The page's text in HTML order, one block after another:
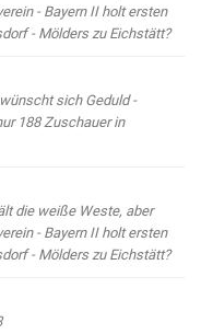
- Bayern II holt ersten
- Mölders zu Eichstätt?
sich Geduld -
188 Zuschauer in
die weiße Weste, aber
- Bayern II holt ersten
- Mölders zu Eichstätt?